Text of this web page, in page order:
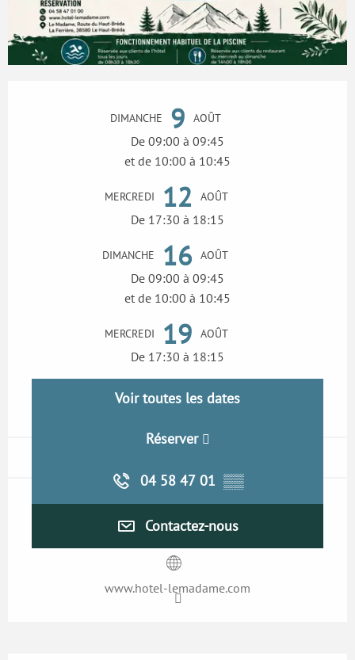
DIMANCHE 9 AOÛT
De 09:00 à 09:45
et de 10:00 à 10:45
MERCREDI 12 AOÛT
De 17:30 à 18:15
DIMANCHE 16 AOÛT
De 09:00 à 09:45
et de 10:00 à 10:45
MERCREDI 19 AOÛT
De 17:30 à 18:15
Voir toutes les dates
Réserver
04 58 47 01 ▒▒
Contactez-nous
www.hotel-lemadame.com